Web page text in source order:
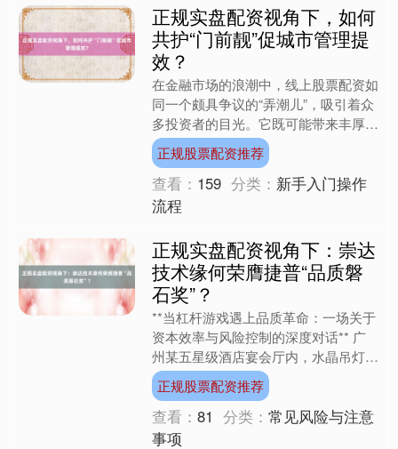
正规实盘配资视角下，如何
共护“门前靓”促城市管理提
效？
在金融市场的浪潮中，线上股票配资如
同一个颇具争议的“弄潮儿”，吸引着众
多投资者的目光。它既可能带来丰厚的
收益，也可能让投资者陷入万劫不复的
深渊。在探讨线上股票配....
正规股票配资推荐
查看： 159 分类： 新手入门操作
流程
正规实盘配资视角下：崇达
技术缘何荣膺捷普“品质磐
石奖”？
**当杠杆游戏遇上品质革命：一场关于
资本效率与风险控制的深度对话** 广
州某五星级酒店宴会厅内，水晶吊灯折
射出璀璨光芒。当崇达技术代表从捷普
高管手中接过"品质磐....
正规股票配资推荐
查看：81 分类：常见风险与注意
事项